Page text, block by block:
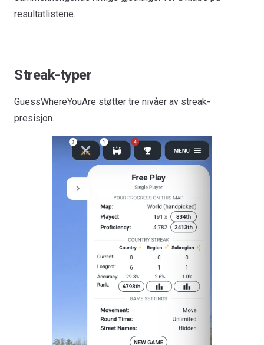
resultatlistene.
Streak-typer
GuessWhereYouAre støtter tre nivåer av streak-
presisjon.